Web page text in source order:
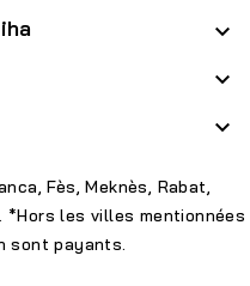



Fès, Meknès, Rabat,
*Hors les villes mentionnées
sont payants.